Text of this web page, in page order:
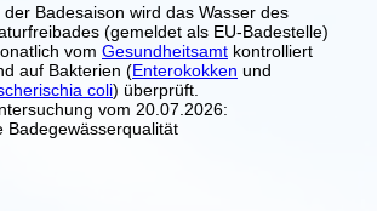
der Badesaison wird das Wasser des
(gemeldet als EU-Badestelle)
vom Gesundheitsamt kontrolliert
auf Bakterien (Enterokokken und
coli) überprüft.
vom 20.07.2026:
Badegewässerqualität